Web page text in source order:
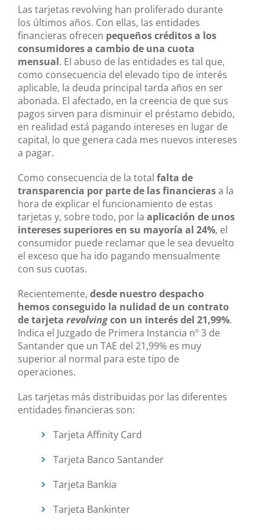
Las tarjetas revolving han proliferado durante
los últimos años. Con ellas, las entidades
financieras ofrecen pequeños créditos a los
consumidores a cambio de una cuota
mensual. El abuso de las entidades es tal que,
como consecuencia del elevado tipo de interés
aplicable, la deuda principal tarda años en ser
abonada. El afectado, en la creencia de que sus
pagos sirven para disminuir el préstamo debido,
en realidad está pagando intereses en lugar de
capital, lo que genera cada mes nuevos intereses
a pagar.
Como consecuencia de la total falta de
transparencia por parte de las financierasa la
hora de explicar el funcionamiento de estas
tarjetas y, sobre todo, por la aplicación de unos
intereses superiores en su mayoría al 24%, el
consumidor puede reclamar que le sea devuelto
el exceso que ha ido pagando mensualmente
con sus cuotas.
Recientemente, desde nuestro despacho
hemos conseguido la nulidad de un contrato
de tarjeta revolvingcon un interés del 21,99%.
Indica el Juzgado de Primera Instancia nº 3 de
Santander que un TAE del 21,99% es muy
superior al normal para este tipo de
operaciones.
Las tarjetas más distribuidas por las diferentes
entidades financieras son:
Tarjeta Affinity Card
Tarjeta Banco Santander
Tarjeta Bankia
Tarjeta Bankinter